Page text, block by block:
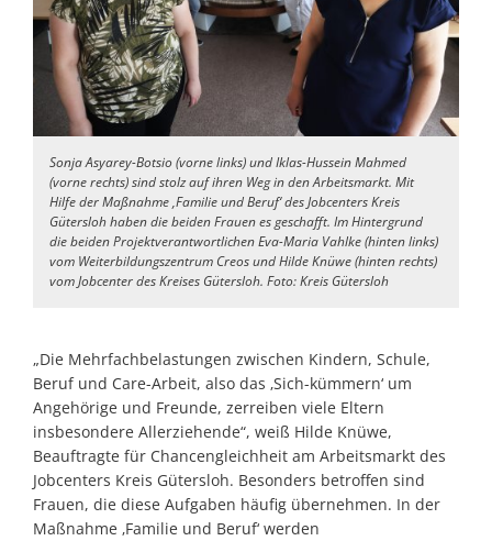
Sonja Asyarey-Botsio (vorne links) und Iklas-Hussein Mahmed
(vorne rechts) sind stolz auf ihren Weg in den Arbeitsmarkt. Mit
Hilfe der Maßnahme ‚Familie und Beruf‘ des Jobcenters Kreis
Gütersloh haben die beiden Frauen es geschafft. Im Hintergrund
die beiden Projektverantwortlichen Eva-Maria Vahlke (hinten links)
vom Weiterbildungszentrum Creos und Hilde Knüwe (hinten rechts)
vom Jobcenter des Kreises Gütersloh. Foto: Kreis Gütersloh
„Die Mehrfachbelastungen zwischen Kindern, Schule,
Beruf und Care-Arbeit, also das ‚Sich-kümmern‘ um
Angehörige und Freunde, zerreiben viele Eltern
insbesondere Allerziehende“, weiß Hilde Knüwe,
Beauftragte für Chancengleichheit am Arbeitsmarkt des
Jobcenters Kreis Gütersloh. Besonders betroffen sind
Frauen, die diese Aufgaben häufig übernehmen. In der
Maßnahme ‚Familie und Beruf‘ werden